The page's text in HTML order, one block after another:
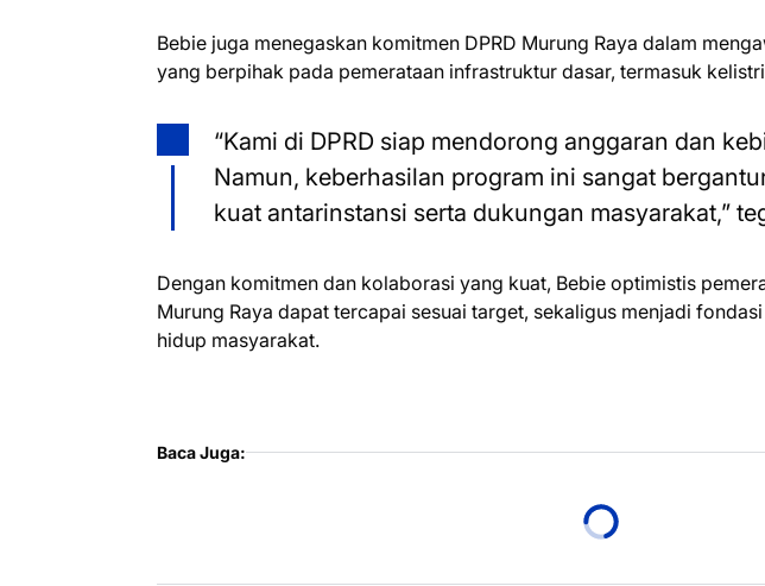
Bebie juga menegaskan komitmen DPRD Murung Raya dalam
yang berpihak pada pemerataan infrastruktur dasar, termasuk
“Kami di DPRD siap mendorong anggaran dan
Namun, keberhasilan program ini sangat
kuat antarinstansi serta dukungan masyarakat,”
Dengan komitmen dan kolaborasi yang kuat, Bebie optimistis
Murung Raya dapat tercapai sesuai target, sekaligus menjadi
hidup masyarakat.
Baca Juga: